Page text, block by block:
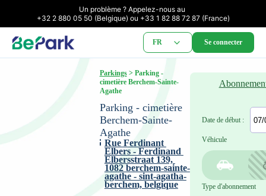
Un problème ? Appelez-nous au
+32 2 880 05 50 (Belgique) ou +33 1 82 88 72 87 (France)
FR Se connecter
Parkings > Parking -
cimetière Berchem-Sainte-
Agathe
Parking - cimetière
Berchem-Sainte-
Agathe
Rue Ferdinant
Elbers - Ferdinand
Elbersstraat 139,
1082 berchem-sainte-
agathe - sint-agatha-
berchem, belgique
Date de début :
Véhicule
Type d'abonnement